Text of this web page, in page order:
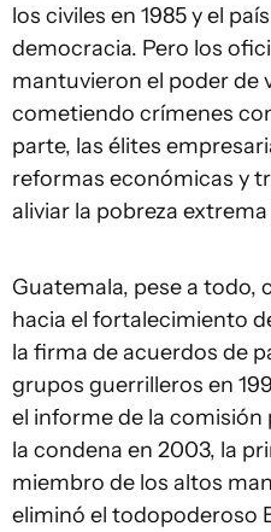
los civiles en 1985 y el
democracia. Pero los
mantuvieron el poder de
cometiendo crímenes
parte, las élites
reformas económicas y
aliviar la pobreza
Guatemala, pese a todo,
hacia el fortalecimiento
la firma de acuerdos de
grupos guerrilleros en
el informe de la
la condena en 2003, la
miembro de los altos
eliminó el todopoderoso